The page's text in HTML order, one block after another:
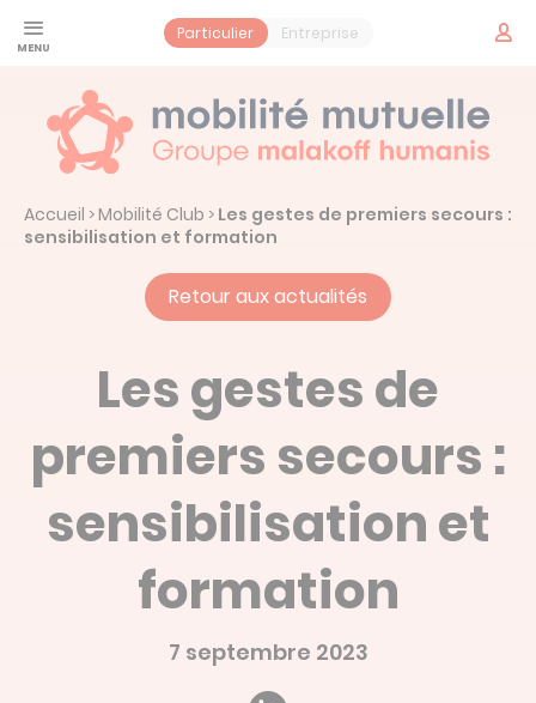
Particulier Entreprise
Prendre un rendez-vous
Espace adhérent
Linked’in
Santé
Jeune
Prévoyance
Contrat obsèques
Services
Vos services santé
Mobilité Mutuelle
Accueil >Mobilité Club > Les gestes de premiers secours :
sensibilisation et formation
Retour aux actualités
Les gestes de
premiers secours :
sensibilisation et
formation
7 septembre 2023
Panneau de gestion des cookies